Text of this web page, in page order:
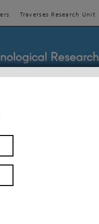
Traverses Research Unit
Research